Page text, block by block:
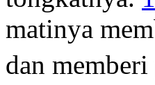
matinya
dan